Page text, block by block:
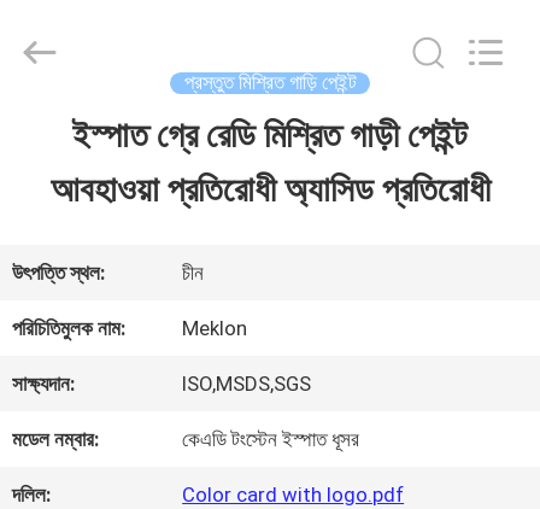
ভিডিও
আমাদের
সম্পর্কে
Chemical
Reserved.
প্রস্তুত মিশ্রিত গাড়ি পেইন্ট
ইস্পাত গ্রে রেডি মিশ্রিত গাড়ী পেইন্ট
আবহাওয়া প্রতিরোধী অ্যাসিড প্রতিরোধী
উৎপত্তি স্থল: চীন
পরিচিতিমুলক নাম: Meklon
সাক্ষ্যদান: ISO,MSDS,SGS
মডেল নম্বার: কেএডি টংস্টেন ইস্পাত ধূসর
দলিল: Color card with logo.pdf